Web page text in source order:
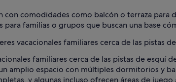
comodidades como balcón o terraza para
para familias o grupos que buscan una base
vacacionales familiares cerca de las pistas
familiares cerca de las pistas de
amplio espacio con múltiples dormitorios y
y algunas incluso ofrecen áreas de